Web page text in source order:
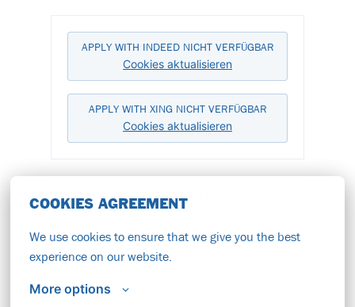
COOKIES AGREEMENT
We use cookies to ensure that we give you the best
experience on our website.
More options
APPLY WITH INDEED NICHT VERFÜGBAR
Cookies aktualisieren
APPLY WITH XING NICHT VERFÜGBAR
Cookies aktualisieren
Sdílet pracovní pozici
Graz,Steiermark • +1 dalších
1 943,3 € za měsíc